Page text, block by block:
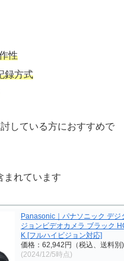
性
録方式
している方におすすめで
まれています
Panasonic｜パナソニック デジ
ジョンビデオカメラ ブラック
K [フルハイビジョン対応]
価格：62,942円（税込、送料別)
(2024/12/5時点)